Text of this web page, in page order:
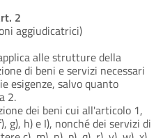
2
aggiudicatrici)
alle strutture della
di beni e servizi necessari
esigenze, salvo quanto
2.
dei beni cui all'articolo 1,
g), h) e I), nonché dei servizi di